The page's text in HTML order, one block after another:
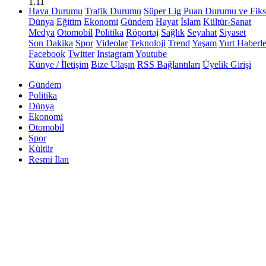
Hava Durumu Trafik Durumu Süper Lig Puan Durumu ve
Dünya Eğitim Ekonomi Gündem Hayat İslam Kültür-Sanat
Medya Otomobil Politika Röportaj Sağlık Seyahat Siyaset
Son Dakika Spor Videolar Teknoloji Trend YaşamYurt
Facebook Twitter InstagramYoutube
Künye / İletişim Bize Ulaşın RSS Bağlantıları Üyelik Girişi
Gündem
Politika
Dünya
Ekonomi
Otomobil
Spor
Kültür
Resmi İlan